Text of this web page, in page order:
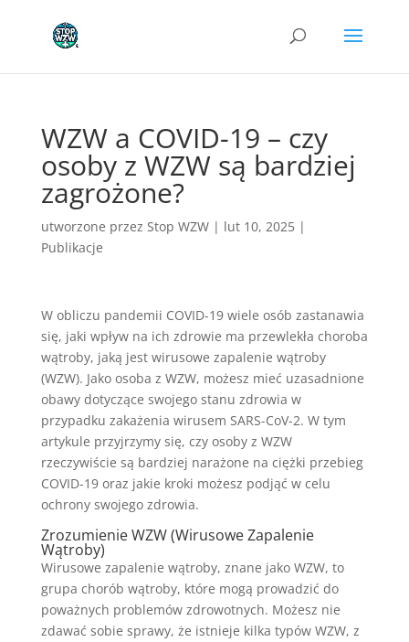
WZW a COVID-19 – czy
osoby z WZW są bardziej
zagrożone?
utworzone przez Stop WZW| lut 10, 2025|
Publikacje
W obliczu pandemii COVID-19 wiele osób zastanawia
się, jaki wpływ na ich zdrowie ma przewlekła choroba
wątroby, jaką jest wirusowe zapalenie wątroby
(WZW). Jako osoba z WZW, możesz mieć uzasadnione
obawy dotyczące swojego stanu zdrowia w
przypadku zakażenia wirusem SARS-CoV-2. W tym
artykule przyjrzymy się, czy osoby z WZW
rzeczywiście są bardziej narażone na ciężki przebieg
COVID-19 oraz jakie kroki możesz podjąć w celu
ochrony swojego zdrowia.
Zrozumienie WZW (Wirusowe Zapalenie
Wątroby)
Wirusowe zapalenie wątroby, znane jako WZW, to
grupa chorób wątroby, które mogą prowadzić do
poważnych problemów zdrowotnych. Możesz nie
zdawać sobie sprawy, że istnieje kilka typów WZW, z